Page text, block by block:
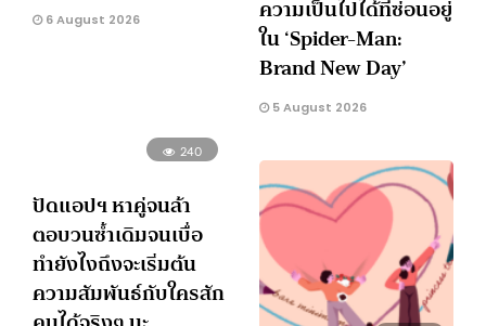
6 August 2026
ความเป็นไปได้ที่ซ่อนอยู่
ใน ‘Spider-Man:
Brand New Day’
5 August 2026
240
ปัดแอปฯ หาคู่จนล้า
ตอบวนซ้ำเดิมจนเบื่อ
ทำยังไงถึงจะเริ่มต้น
ความสัมพันธ์กับใครสัก